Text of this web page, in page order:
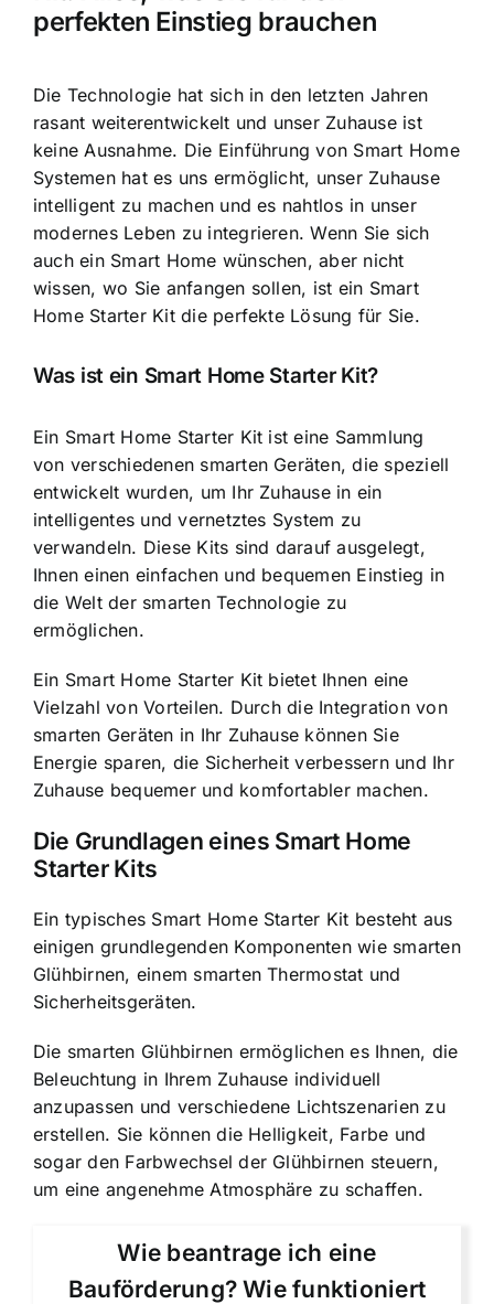
perfekten Einstieg brauchen
Die Technologie hat sich in den letzten Jahren
rasant weiterentwickelt und unser Zuhause ist
keine Ausnahme. Die Einführung von Smart Home
Systemen hat es uns ermöglicht, unser Zuhause
intelligent zu machen und es nahtlos in unser
modernes Leben zu integrieren. Wenn Sie sich
auch ein Smart Home wünschen, aber nicht
wissen, wo Sie anfangen sollen, ist ein Smart
Home Starter Kit die perfekte Lösung für Sie.
Was ist ein Smart Home Starter Kit?
Ein Smart Home Starter Kit ist eine Sammlung
von verschiedenen smarten Geräten, die speziell
entwickelt wurden, um Ihr Zuhause in ein
intelligentes und vernetztes System zu
verwandeln. Diese Kits sind darauf ausgelegt,
Ihnen einen einfachen und bequemen Einstieg in
die Welt der smarten Technologie zu
ermöglichen.
Ein Smart Home Starter Kit bietet Ihnen eine
Vielzahl von Vorteilen. Durch die Integration von
smarten Geräten in Ihr Zuhause können Sie
Energie sparen, die Sicherheit verbessern und Ihr
Zuhause bequemer und komfortabler machen.
Die Grundlagen eines Smart Home
Starter Kits
Ein typisches Smart Home Starter Kit besteht aus
einigen grundlegenden Komponenten wie smarten
Glühbirnen, einem smarten Thermostat und
Sicherheitsgeräten.
Die smarten Glühbirnen ermöglichen es Ihnen, die
Beleuchtung in Ihrem Zuhause individuell
anzupassen und verschiedene Lichtszenarien zu
erstellen. Sie können die Helligkeit, Farbe und
sogar den Farbwechsel der Glühbirnen steuern,
um eine angenehme Atmosphäre zu schaffen.
Wie beantrage ich eine
Bauförderung? Wie funktioniert